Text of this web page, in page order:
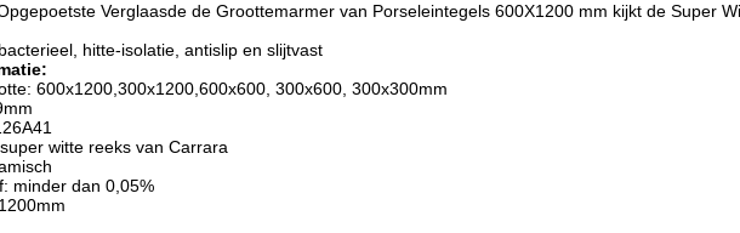
Verglaasde de Groottemarmer van Porseleintegels 600X1200 mm kijkt de Super
hitte-isolatie, antislip en slijtvast
600x1200,300x1200,600x600, 300x600, 300x300mm
witte reeks van Carrara
minder dan 0,05%